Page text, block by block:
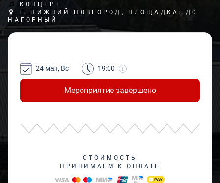
КОНЦЕРТ
Г. НИЖНИЙ НОВГОРОД, ПЛОЩАДКА: ДС
НАГОРНЫЙ
Мероприятие завершено
24 мая, Вс 19:00
СТОИМОСТЬ
ПРИНИМАЕМ К ОПЛАТЕ